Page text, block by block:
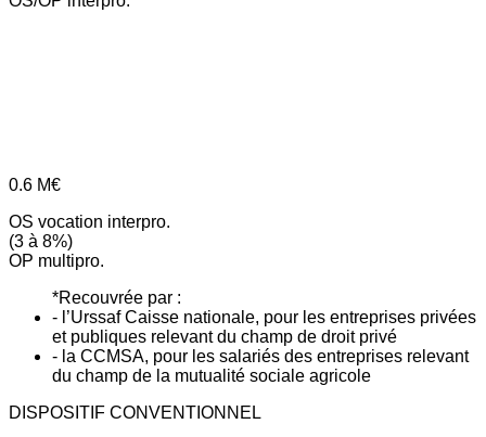
0.6 M€
OS vocation interpro.
(3 à 8%)
OP multipro.
*Recouvrée par :
- l’Urssaf Caisse nationale, pour les entreprises privées
et publiques relevant du champ de droit privé
- la CCMSA, pour les salariés des entreprises relevant
du champ de la mutualité sociale agricole
DISPOSITIF CONVENTIONNEL